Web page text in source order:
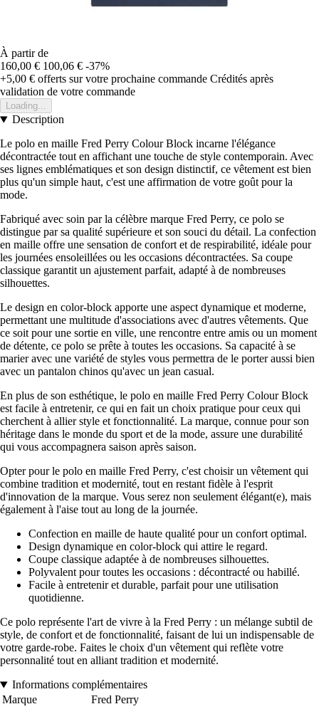
À partir de
160,00 € 100,06 € -37%
+5,00 € offerts sur votre prochaine commande Crédités après
validation de votre commande
Loading...
Description
Le polo en maille Fred Perry Colour Block incarne l'élégance
décontractée tout en affichant une touche de style contemporain. Avec
ses lignes emblématiques et son design distinctif, ce vêtement est bien
plus qu'un simple haut, c'est une affirmation de votre goût pour la
mode.
Fabriqué avec soin par la célèbre marque Fred Perry, ce polo se
distingue par sa qualité supérieure et son souci du détail. La confection
en maille offre une sensation de confort et de respirabilité, idéale pour
les journées ensoleillées ou les occasions décontractées. Sa coupe
classique garantit un ajustement parfait, adapté à de nombreuses
silhouettes.
Le design en color-block apporte une aspect dynamique et moderne,
permettant une multitude d'associations avec d'autres vêtements. Que
ce soit pour une sortie en ville, une rencontre entre amis ou un moment
de détente, ce polo se prête à toutes les occasions. Sa capacité à se
marier avec une variété de styles vous permettra de le porter aussi bien
avec un pantalon chinos qu'avec un jean casual.
En plus de son esthétique, le polo en maille Fred Perry Colour Block
est facile à entretenir, ce qui en fait un choix pratique pour ceux qui
cherchent à allier style et fonctionnalité. La marque, connue pour son
héritage dans le monde du sport et de la mode, assure une durabilité
qui vous accompagnera saison après saison.
Opter pour le polo en maille Fred Perry, c'est choisir un vêtement qui
combine tradition et modernité, tout en restant fidèle à l'esprit
d'innovation de la marque. Vous serez non seulement élégant(e), mais
également à l'aise tout au long de la journée.
Confection en maille de haute qualité pour un confort optimal.
Design dynamique en color-block qui attire le regard.
Coupe classique adaptée à de nombreuses silhouettes.
Polyvalent pour toutes les occasions : décontracté ou habillé.
Facile à entretenir et durable, parfait pour une utilisation
quotidienne.
Ce polo représente l'art de vivre à la Fred Perry : un mélange subtil de
style, de confort et de fonctionnalité, faisant de lui un indispensable de
votre garde-robe. Faites le choix d'un vêtement qui reflète votre
personnalité tout en alliant tradition et modernité.
Informations complémentaires
Marque
Fred Perry